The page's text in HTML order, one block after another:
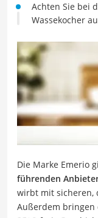
Achten Sie bei
Wassekocher
Die Marke Emerio
führenden
wirbt mit sicheren,
Außerdem bringen